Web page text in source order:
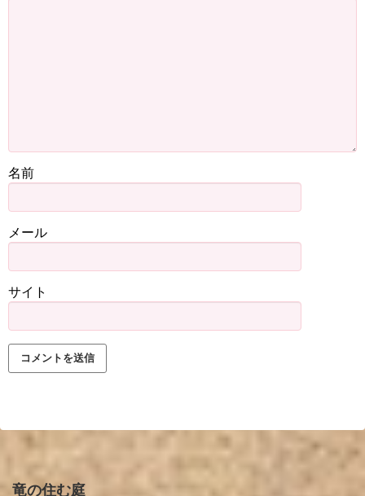
名前
メール
サイト
竜の住む庭